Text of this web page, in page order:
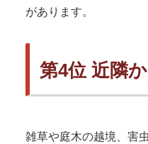
があります。
第4位 近隣
雑草や庭木の越境、害